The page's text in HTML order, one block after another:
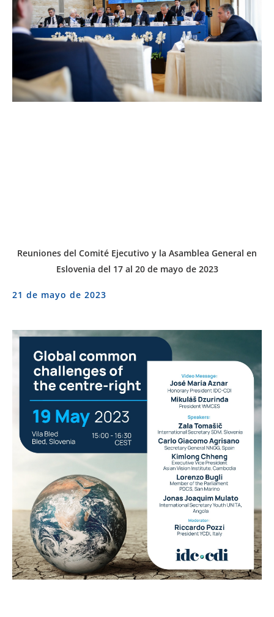
Reuniones del Comité Ejecutivo y la Asamblea General en
Eslovenia del 17 al 20 de mayo de 2023
21 de mayo de 2023